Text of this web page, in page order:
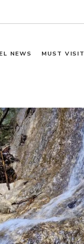
NEWS MUST VISIT